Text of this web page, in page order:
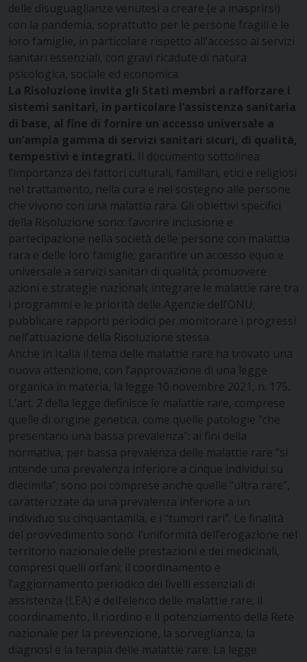
delle disuguaglianze venutesi a creare (e a inasprirsi)
con la pandemia, soprattutto per le persone fragili e le
loro famiglie, in particolare rispetto all’accesso ai servizi
sanitari essenziali, con gravi ricadute di natura
psicologica, sociale ed economica.
La Risoluzione invita gli Stati membri a rafforzare i
sistemi sanitari, in particolare l’assistenza sanitaria
di base, al fine di fornire un accesso universale a
un’ampia gamma di servizi sanitari sicuri, di qualità,
tempestivi e integrati. Il documento sottolinea
l’importanza dei fattori culturali, familiari, etici e religiosi
nel trattamento, nella cura e nel sostegno alle persone
che vivono con una malattia rara. Gli obiettivi specifici
della Risoluzione sono: favorire inclusione e
partecipazione nella società delle persone con malattia
rara e delle loro famiglie; garantire un accesso equo e
universale a servizi sanitari di qualità; promuovere
azioni e strategie nazionali; integrare le malattie rare tra
i programmi e le priorità delle Agenzie dell’ONU;
pubblicare rapporti periodici per monitorare i progressi
nell’attuazione della Risoluzione stessa.
Anche in Italia il tema delle malattie rare ha trovato una
nuova attenzione, con l’approvazione di una legge
organica in materia, la legge 10 novembre 2021, n. 175.
L’art. 2 della legge definisce le malattie rare, comprese
quelle di origine genetica, come quelle patologie “che
presentano una bassa prevalenza”: ai fini della
normativa, per bassa prevalenza delle malattie rare “si
intende una prevalenza inferiore a cinque individui su
diecimila”; sono poi comprese anche quelle “ultra rare”,
caratterizzate da una prevalenza inferiore a un
individuo su cinquantamila, e i “tumori rari”. Le finalità
del provvedimento sono: l’uniformità dell’erogazione nel
territorio nazionale delle prestazioni e dei medicinali,
compresi quelli orfani; il coordinamento e
l’aggiornamento periodico dei livelli essenziali di
assistenza (LEA) e dell’elenco delle malattie rare; il
coordinamento, il riordino e il potenziamento della Rete
nazionale per la prevenzione, la sorveglianza, la
diagnosi e la terapia delle malattie rare. La legge